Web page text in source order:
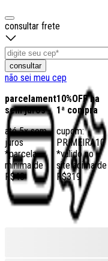
consultar frete
consultar
não sei meu cep
parcelamento
sem juros
até 5x sem
juros
*parcela
mínima de
R$40
10%OFF na
1ª compra
cupom:
PRIMEIRA10
*válido no
site acima de
R$319